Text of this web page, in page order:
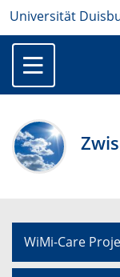
Universität
WiMi-Care